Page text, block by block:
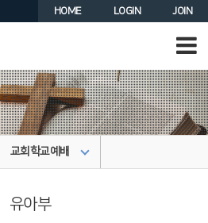
JOIN
LOGIN
HOME
교회학교예배
유아부